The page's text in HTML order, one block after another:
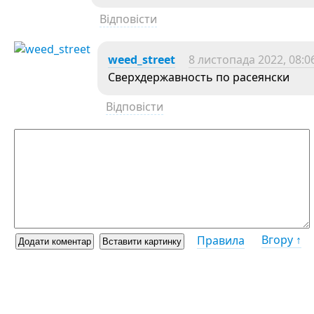
Відповісти
weed_street
8 листопада 2022,
Сверхдержавность по расеянски
Відповісти
Правила Вгору ↑